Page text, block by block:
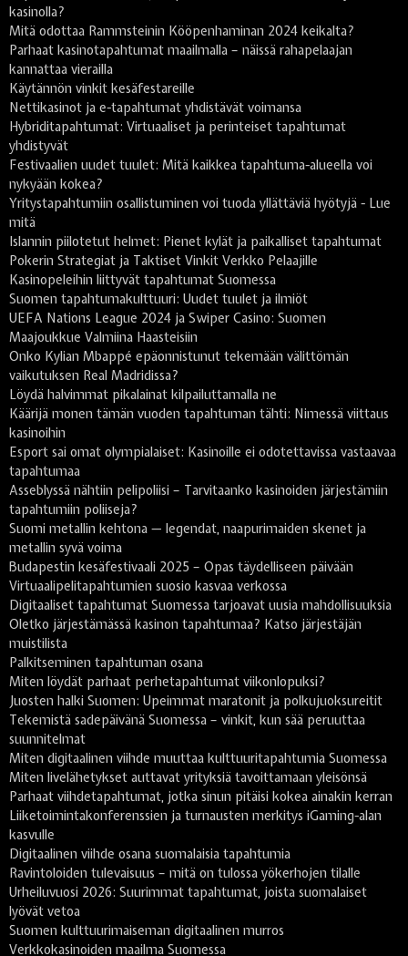
kasinolla?
Mitä odottaa Rammsteinin Kööpenhaminan 2024 keikalta?
Parhaat kasinotapahtumat maailmalla – näissä rahapelaajan
kannattaa vierailla
Käytännön vinkit kesäfestareille
Nettikasinot ja e-tapahtumat yhdistävät voimansa
Hybriditapahtumat: Virtuaaliset ja perinteiset tapahtumat
yhdistyvät
Festivaalien uudet tuulet: Mitä kaikkea tapahtuma-alueella voi
nykyään kokea?
Yritystapahtumiin osallistuminen voi tuoda yllättäviä hyötyjä - Lue
mitä
Islannin piilotetut helmet: Pienet kylät ja paikalliset tapahtumat
Pokerin Strategiat ja Taktiset Vinkit Verkko Pelaajille
Kasinopeleihin liittyvät tapahtumat Suomessa
Suomen tapahtumakulttuuri: Uudet tuulet ja ilmiöt
UEFA Nations League 2024 ja Swiper Casino: Suomen
Maajoukkue Valmiina Haasteisiin
Onko Kylian Mbappé epäonnistunut tekemään välittömän
vaikutuksen Real Madridissa?
Löydä halvimmat pikalainat kilpailuttamalla ne
Käärijä monen tämän vuoden tapahtuman tähti: Nimessä viittaus
kasinoihin
Esport sai omat olympialaiset: Kasinoille ei odotettavissa vastaavaa
tapahtumaa
Asseblyssä nähtiin pelipoliisi – Tarvitaanko kasinoiden järjestämiin
tapahtumiin poliiseja?
Suomi metallin kehtona — legendat, naapurimaiden skenet ja
metallin syvä voima
Budapestin kesäfestivaali 2025 – Opas täydelliseen päivään
Virtuaalipelitapahtumien suosio kasvaa verkossa
Digitaaliset tapahtumat Suomessa tarjoavat uusia mahdollisuuksia
Oletko järjestämässä kasinon tapahtumaa? Katso järjestäjän
muistilista
Palkitseminen tapahtuman osana
Miten löydät parhaat perhetapahtumat viikonlopuksi?
Juosten halki Suomen: Upeimmat maratonit ja polkujuoksureitit
Tekemistä sadepäivänä Suomessa – vinkit, kun sää peruuttaa
suunnitelmat
Miten digitaalinen viihde muuttaa kulttuuritapahtumia Suomessa
Miten livelähetykset auttavat yrityksiä tavoittamaan yleisönsä
Parhaat viihdetapahtumat, jotka sinun pitäisi kokea ainakin kerran
Liiketoimintakonferenssien ja turnausten merkitys iGaming-alan
kasvulle
Digitaalinen viihde osana suomalaisia tapahtumia
Ravintoloiden tulevaisuus – mitä on tulossa yökerhojen tilalle
Urheiluvuosi 2026: Suurimmat tapahtumat, joista suomalaiset
lyövät vetoa
Suomen kulttuurimaiseman digitaalinen murros
Verkkokasinoiden maailma Suomessa